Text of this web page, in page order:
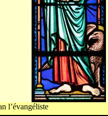
l’évangéliste